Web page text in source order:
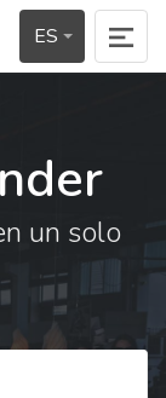
ES
un solo